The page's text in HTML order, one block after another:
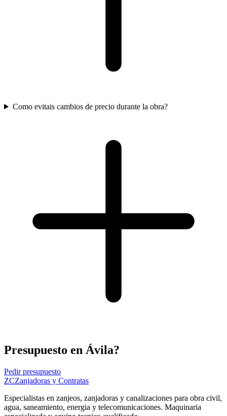
Como evitais cambios de precio durante la obra?
Presupuesto en Ávila?
Pedir presupuesto
ZCZanjadoras y Contratas
Especialistas en zanjeos, zanjadoras y canalizaciones para obra civil,
agua, saneamiento, energia y telecomunicaciones. Maquinaria